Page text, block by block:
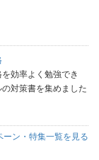
効率よく勉強でき
対策書を集めました
ーン・特集一覧を見る